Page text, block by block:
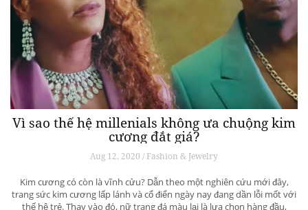
Vì sao thế hệ millenials không ưa chuộng kim
cương đắt giá?
Aug 12, 2020 / Fashion & Jewelry
Kim cương có còn là vĩnh cửu? Dẫn theo một nghiên cứu mới đây,
trang sức kim cương lấp lánh và cổ điển ngày nay đang dần lỗi mốt với
thế hệ trẻ. Thay vào đó, nữ trang đá màu lại là lựa chọn hàng đầu,